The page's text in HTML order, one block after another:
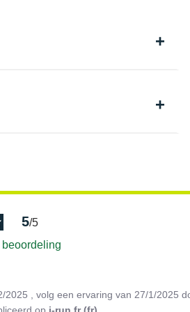
5/5
2025 , volg een ervaring van 27/1/2025
op i-run.fr (fr)